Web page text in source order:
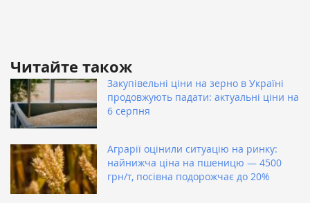
Читайте також
Закупівельні ціни на зерно в Україні
продовжують падати: актуальні ціни на
6 серпня
Аграрії оцінили ситуацію на ринку:
найнижча ціна на пшеницю — 4500
грн/т, посівна подорожчає до 20%